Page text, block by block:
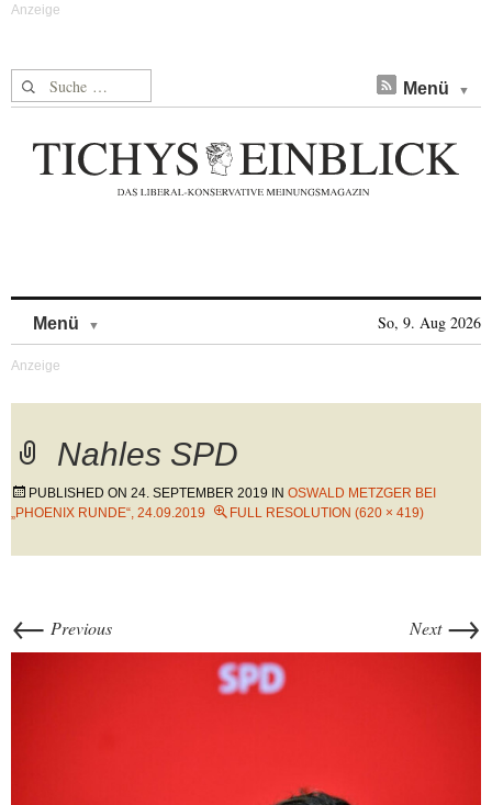
Suche nach: Menü
Menü So, 9. Aug 2026
Nahles SPD
PUBLISHED ON 24. SEPTEMBER 2019 IN OSWALD METZGER BEI
„PHOENIX RUNDE“, 24.09.2019
FULL RESOLUTION (620 × 419)
← Previous Next →